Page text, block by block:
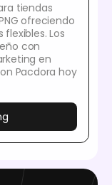
tiendas
ofreciendo
Los
con
en
Pacdora hoy